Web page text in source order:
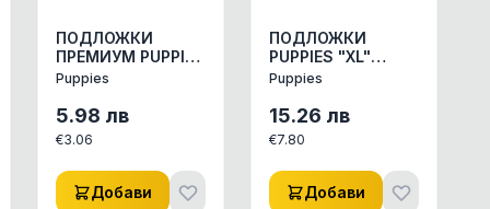
ПОДЛОЖКИ
ПРЕМИУМ PUPPIES
S 45/30
АКСЕСОАРИ КУЧЕ/
КОТЕ ДРУГИ
АКСЕСОАРИ 1бр.
Puppies
5.98 лв
€3.06
Добави
ПОДЛОЖКИ
PUPPIES "XL"
90/60 10бр/пак
КОТЕ ДРУГИ
АКСЕСОАРИ 1бр
Puppies
15.26 лв
€7.80
Добави